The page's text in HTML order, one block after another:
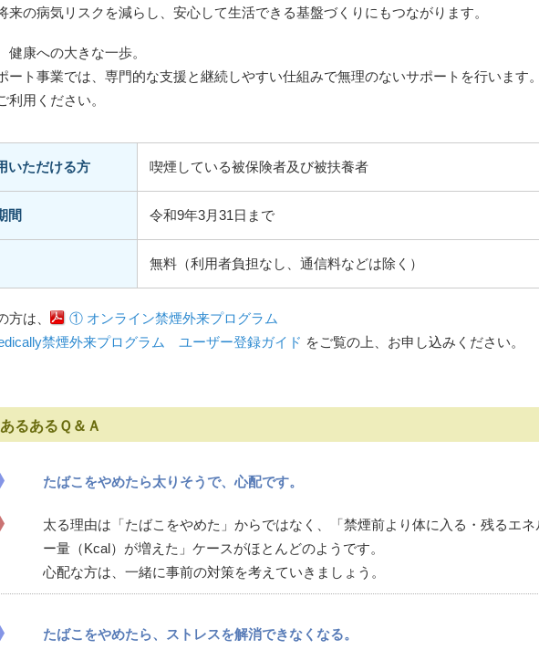
来の病気リスクを減らし、安心して生活できる基盤づくりにもつながります。
健康への大きな一歩。
ート事業では、専門的な支援と継続しやすい仕組みで無理のないサポートを行います。
利用ください。
いただける方 喫煙している被保険者及び被扶養者
間 令和9年3月31日まで
無料（利用者負担なし、通信料などは除く）
方は、
① オンライン禁煙外来プログラム
禁煙外来プログラム ユーザー登録ガイド をご覧の上、お申し込みください。
るあるＱ＆Ａ
たばこをやめたら太りそうで、心配です。
太る理由は「たばこをやめた」からではなく、「禁煙前より体に入る・残るエネ
ー量（Kcal）が増えた」ケースがほとんどのようです
心配な方は、一緒に事前の対策を考えていきましょう。
たばこをやめたら、ストレスを解消できなくなる。